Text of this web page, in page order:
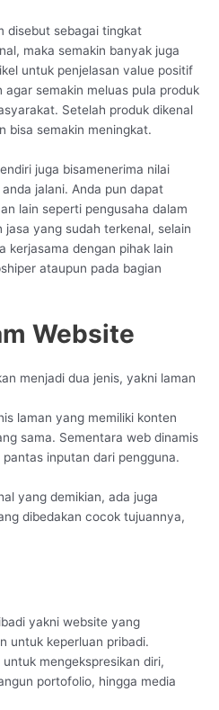
disebut sebagai tingkat
maka semakin banyak juga
untuk penjelasan value positif
agar semakin meluas pula produk
Setelah produk dikenal
bisa semakin meningkat.
juga bisamenerima nilai
jalani. Anda pun dapat
lain seperti pengusaha dalam
jasa yang sudah terkenal, selain
kerjasama dengan pihak lain
ataupun pada bagian
Website
menjadi dua jenis, yakni laman
laman yang memiliki konten
sama. Sementara web dinamis
inputan dari pengguna.
yang demikian, ada juga
dibedakan cocok tujuannya,
yakni website yang
untuk keperluan pribadi.
mengekspresikan diri,
portofolio, hingga media